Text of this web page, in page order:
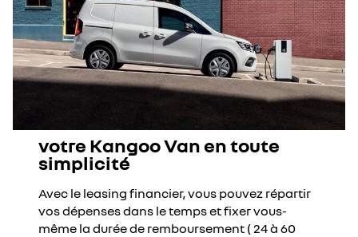
votre Kangoo Van en toute
simplicité
Avec le leasing financier, vous pouvez répartir
vos dépenses dans le temps et fixer vous-
même la durée de remboursement ( 24 à 60